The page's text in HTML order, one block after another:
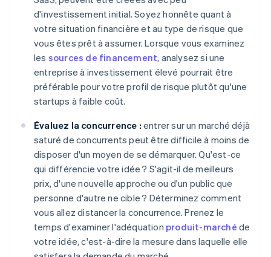
d'investissement initial. Soyez honnête quant à
votre situation financière et au type de risque que
vous êtes prêt à assumer. Lorsque vous examinez
les sources de financement, analysez si une
entreprise à investissement élevé pourrait être
préférable pour votre profil de risque plutôt qu'une
startups à faible coût.
Évaluez la concurrence : entrer sur un marché déjà
saturé de concurrents peut être difficile à moins de
disposer d'un moyen de se démarquer. Qu'est-ce
qui différencie votre idée ? S'agit-il de meilleurs
prix, d'une nouvelle approche ou d'un public que
personne d'autre ne cible ? Déterminez comment
vous allez distancer la concurrence. Prenez le
temps d'examiner l'adéquation produit-marché de
votre idée, c'est-à-dire la mesure dans laquelle elle